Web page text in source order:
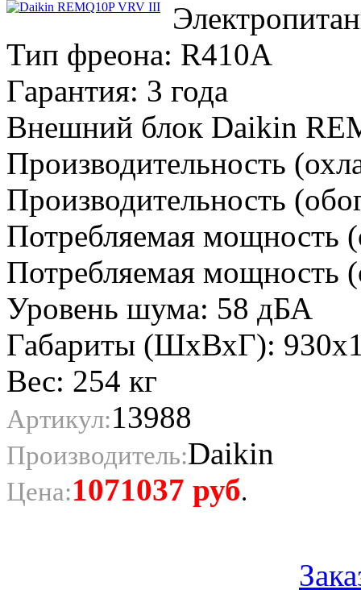
Тип фреона: R410A
Гарантия: 3 года
Внешний блок Daikin
Производительность
Производительность
Потребляемая мощность
Потребляемая мощность
Уровень шума: 58 дБА
Габариты (ШхВхГ):
Вес: 254 кг
Артикул:13988
Производитель:Daikin
Цена:1071037 руб.